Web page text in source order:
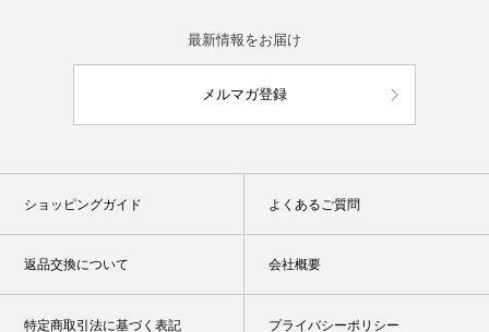
最新情報をお届け
メルマガ登録
ショッピングガイド よくあるご質問
返品交換について 会社概要
特定商取引法に基づく表記 プライバシーポリシー